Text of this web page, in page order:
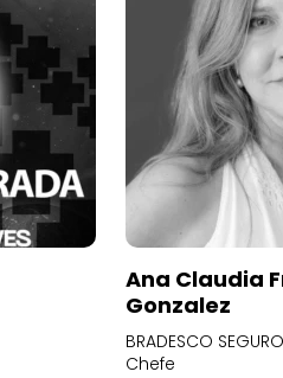
Ana Claudia
Gonzalez
BRADESCO
Chefe